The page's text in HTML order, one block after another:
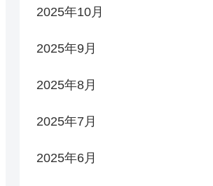
2025年10月
2025年9月
2025年8月
2025年7月
2025年6月